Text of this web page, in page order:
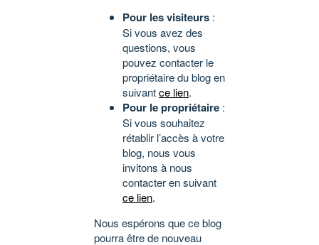
Pour les visiteurs :
Si vous avez des
questions, vous
pouvez contacter le
propriétaire du blog en
suivantce lien.
Pour le propriétaire :
Si vous souhaitez
rétablir l’accès à votre
blog, nous vous
invitons à nous
contacter en suivant
ce lien.
Nous espérons que ce blog
pourra être de nouveau